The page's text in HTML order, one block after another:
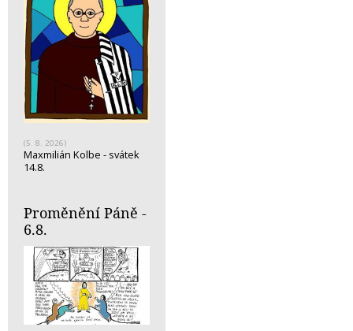
(5. 8. 2026)
Maxmilián Kolbe - svátek
14.8.
Proměnění Páně -
6.8.